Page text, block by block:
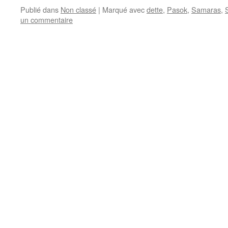
Publié dans Non classé | Marqué avecdette, Pasok, Samaras,
un commentaire